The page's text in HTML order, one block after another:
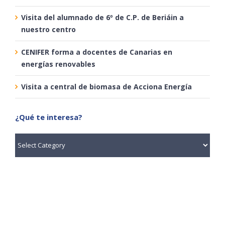
Visita del alumnado de 6º de C.P. de Beriáin a
nuestro centro
CENIFER forma a docentes de Canarias en
energías renovables
Visita a central de biomasa de Acciona Energía
¿Qué te interesa?
te